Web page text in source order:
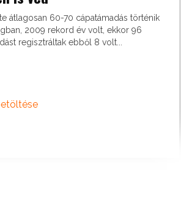
átlagosan 60-70 cápatámadás történik
2009 rekord év volt, ekkor 96
regisztráltak ebből 8 volt...